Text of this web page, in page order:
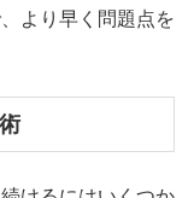
より早く問題点を